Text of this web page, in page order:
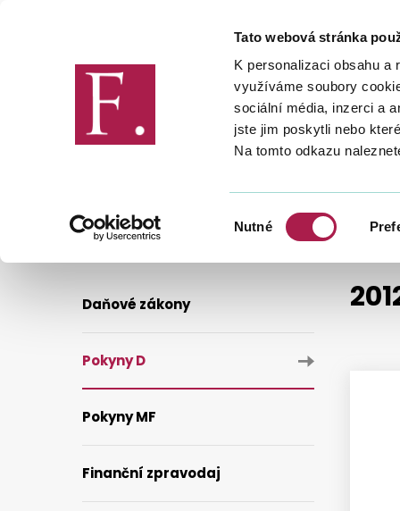
Tato webová stránka
K personalizaci obsahu
využíváme soubory
sociální média, inzerci a
jste jim poskytli nebo
Na tomto odkazu
Nutné
Finanční správa
Daňové zákony
Pokyny D
Pokyny MF
Finanční zpravodaj